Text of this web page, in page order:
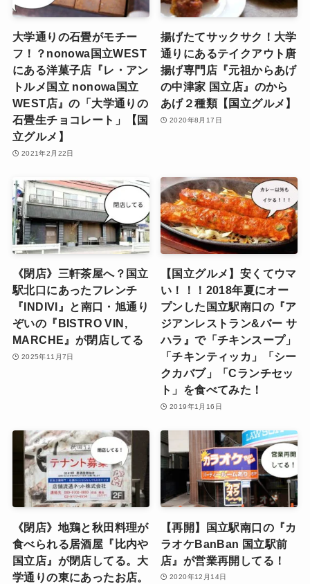
大学通りの石畳がモチー
フ！？nonowa国立WEST
にある洋菓子店『レ・アン
トルメ国立 nonowa国立
WEST店』の「大学通りの
石畳生チョコレート」【国
立グルメ】
2021年2月22日
揚げたてサックサク！大学
通りにあるテイクアウト唐
揚げ専門店『元祖からあげ
の中津家 国立店』のから
あげ２種類【国立グルメ】
2020年8月17日
《閉店》三軒茶屋へ？国立
駅北口にあったフレンチ
『INDIVI』と南口・旭通り
ぞいの『BISTRO VIN,
MARCHE』が閉店してる
2025年11月7日
【国立グルメ】安くてウマ
い！！！2018年夏にオー
プンした国立駅南口の『ア
ジアンレストラン&バー サ
ハラ』で「チキンスープ」
「チキンティッカ」「シー
クカバブ」「Cランチセッ
ト」を食べてみた！
2019年1月16日
《閉店》地鶏と秋田料理が
食べられる居酒屋『比内や
国立店』が閉店してる。大
学通りの東にあったお店。
【再開】国立駅南口の『カ
ラオケBanBan 国立駅前
店』が営業再開してる！
2020年12月14日